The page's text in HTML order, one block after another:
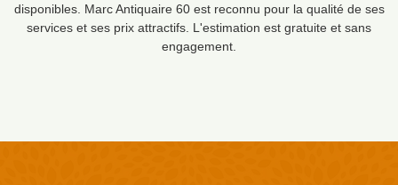
disponibles. Marc Antiquaire 60 est reconnu pour la qualité de ses
services et ses prix attractifs. L'estimation est gratuite et sans
engagement.